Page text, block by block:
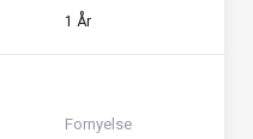
1 År
Fornyelse